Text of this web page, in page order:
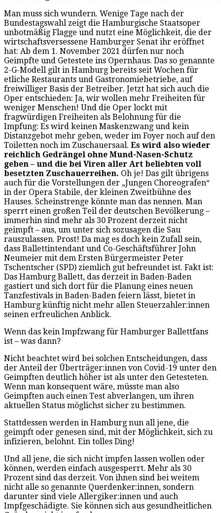
Man muss sich wundern. Wenige Tage nach der
Bundestagswahl zeigt die Hamburgische Staatsoper
unbotmäßig Flagge und nutzt eine Möglichkeit, die der
wirtschaftsversessene Hamburger Senat ihr eröffnet
hat: Ab dem 1. November 2021 dürfen nur noch
Geimpfte und Getestete ins Opernhaus. Das so genannte
2-G-Modell gilt in Hamburg bereits seit Wochen für
etliche Restaurants und Gastronomiebetriebe, auf
freiwilliger Basis der Betreiber. Jetzt hat sich auch die
Oper entschieden: Ja, wir wollen mehr Freiheiten für
weniger Menschen! Und die Oper lockt mit
fragwürdigen Freiheiten als Belohnung für die
Impfung: Es wird keinen Maskenzwang und kein
Distanzgebot mehr geben, weder im Foyer noch auf den
Toiletten noch im Zuschauersaal. Es wird also wieder
reichlich Gedrängel ohne Mund-Nasen-Schutz
geben – und die bei Viren aller Art beliebten voll
besetzten Zuschauerreihen. Oh je! Das gilt übrigens
auch für die Vorstellungen der „Jungen Choreografen“
in der Opera Stabile, der kleinen Zweitbühne des
Hauses. Scheinstrenge könnte man das nennen. Man
sperrt einen großen Teil der deutschen Bevölkerung –
immerhin sind mehr als 30 Prozent derzeit nicht
geimpft – aus, um unter sich sozusagen die Sau
rauszulassen. Prost! Da mag es doch kein Zufall sein,
dass Ballettintendant und Co-Geschäftsführer John
Neumeier mit dem Ersten Bürgermeister Peter
Tschentscher (SPD) ziemlich gut befreundet ist. Fakt ist:
Das Hamburg Ballett, das derzeit in Baden-Baden
gastiert und sich dort für die Planung eines neuen
Tanzfestivals in Baden-Baden feiern lässt, bietet in
Hamburg künftig nicht mehr allen Steuerzahler:innen
seinen erfreulichen Anblick.
Wenn das kein Impfzwang für Hamburger Ballettfans
ist – was dann?
Nicht beachtet wird bei solchen Entscheidungen, dass
der Anteil der Überträger:innen von Covid-19 unter den
Geimpften deutlich höher ist als unter den Getesteten.
Wenn man konsequent wäre, müsste man also
Geimpften auch einen Test abverlangen, um ihren
aktuellen Status möglichst sicher zu bestimmen.
Stattdessen werden in Hamburg nun all jene, die
geimpft oder genesen sind, mit der Möglichkeit, sich zu
infizieren, belohnt. Ein tolles Ding!
Und all jene, die sich nicht impfen lassen wollen oder
können, werden einfach ausgesperrt. Mehr als 30
Prozent sind das derzeit. Von ihnen sind bei weitem
nicht alle so genannte Querdenker:innen, sondern
darunter sind viele Allergiker:innen und auch
Impfgeschädigte. Sie können sich aus gesundheitlichen